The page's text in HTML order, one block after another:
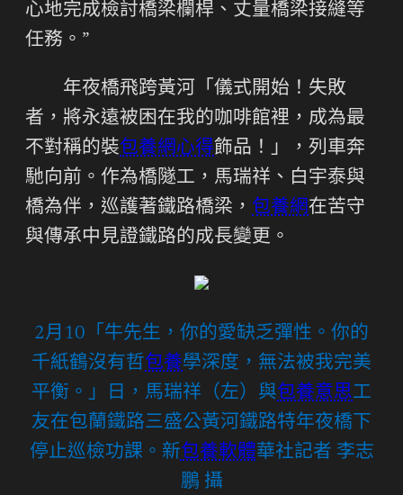
心地完成檢討橋梁欄桿、丈量橋梁接縫等
任務。”
年夜橋飛跨黃河「儀式開始！失敗
者，將永遠被困在我的咖啡館裡，成為最
不對稱的裝包養網心得飾品！」，列車奔
馳向前。作為橋隧工，馬瑞祥、白宇泰與
橋為伴，巡護著鐵路橋梁， 包養網在苦守
與傳承中見證鐵路的成長變更。
2月10「牛先生，你的愛缺乏彈性。你的
千紙鶴沒有哲包養學深度，無法被我完美
平衡。」日，馬瑞祥（左）與包養意思工
友在包蘭鐵路三盛公黃河鐵路特年夜橋下
停止巡檢功課。新包養軟體華社記者 李志
鵬 攝